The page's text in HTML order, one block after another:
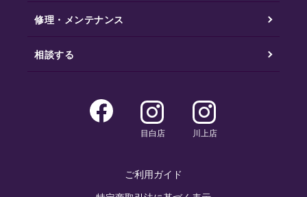
修理・メンテナンス
相談する
目白店 川上店
ご利用ガイド